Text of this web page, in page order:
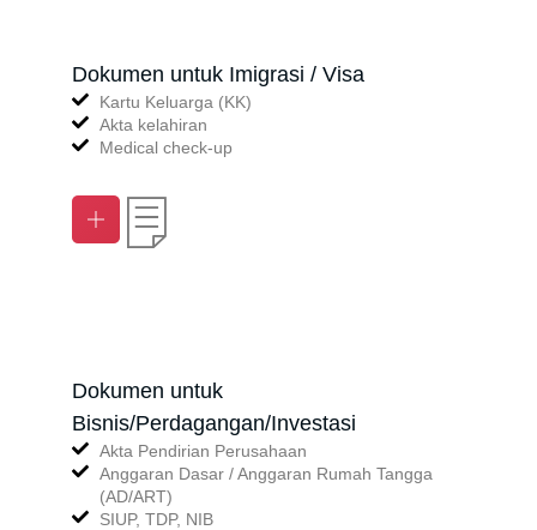
Dokumen untuk Imigrasi / Visa
Kartu Keluarga (KK)
Akta kelahiran
Medical check-up
Dokumen untuk
Bisnis/Perdagangan/Investasi
Akta Pendirian Perusahaan
Anggaran Dasar / Anggaran Rumah Tangga
(AD/ART)
SIUP, TDP, NIB